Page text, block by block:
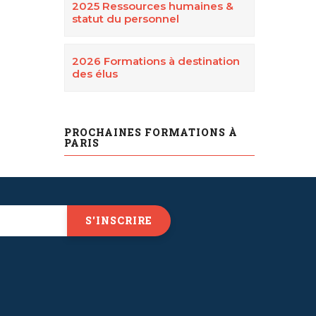
2025 Ressources humaines &
statut du personnel
2026 Formations à destination
des élus
PROCHAINES FORMATIONS À
PARIS